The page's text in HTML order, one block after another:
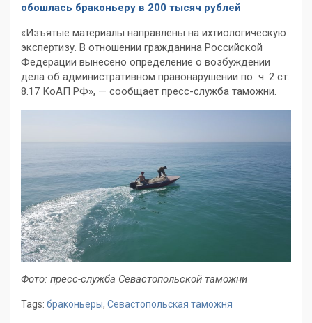
обошлась браконьеру в 200 тысяч рублей
«Изъятые материалы направлены на ихтиологическую
экспертизу. В отношении гражданина Российской
Федерации вынесено определение о возбуждении
дела об административном правонарушении по ч. 2 ст.
8.17 КоАП РФ», — сообщает пресс-служба таможни.
Фото: пресс-служба Севастопольской таможни
Tags: браконьеры, Севастопольская таможня